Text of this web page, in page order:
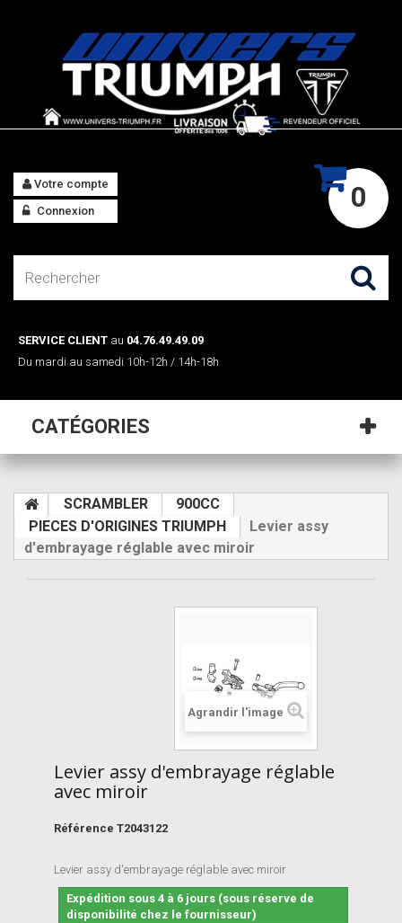
0
Votre compte
Connexion
SERVICE CLIENT au 04.76.49.49.09
Du mardi au samedi 10h-12h / 14h-18h
CATÉGORIES
SCRAMBLER
900CC
PIECES D'ORIGINES TRIUMPH
Levier assy
d'embrayage réglable avec miroir
Agrandir l'image
Levier assy d'embrayage réglable
avec miroir
Référence T2043122
Levier assy d'embrayage réglable avec miroir
Expédition sous 4 à 6 jours (sous réserve de
disponibilité chez le fournisseur)